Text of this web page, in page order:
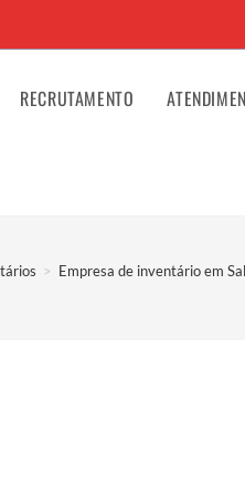
RECRUTAMENTO
> Empresa de inventário em